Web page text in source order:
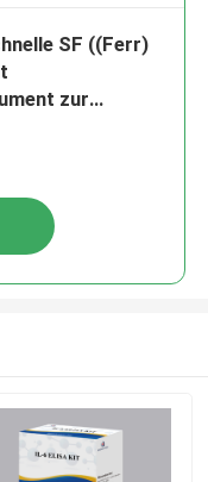
SF ((Ferr)
zur